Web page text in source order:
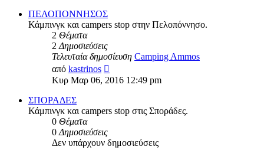
δημοσίευσης
ΠΕΛΟΠΟΝΝΗΣΟΣ
Κάμπινγκ και campers stop στην Πελοπόννησο.
2 Θέματα
2Δημοσιεύσεις
Τελευταία δημοσίευση Camping Ammos
από kastrinos
της
Κυρ Μαρ 06, 2016 12:49 pm
ΣΠΟΡΑΔΕΣ
Κάμπινγκ και campers stop στις Σποράδες.
0 Θέματα
0Δημοσιεύσεις
Δεν υπάρχουν δημοσιεύσεις